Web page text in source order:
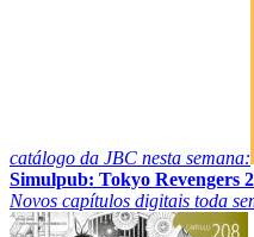
catálogo da JBC nesta semana:
Simulpub: Tokyo Revengers
Novos capítulos digitais toda